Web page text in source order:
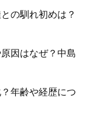
の馴れ初めは？
因はなぜ？中島
年齢や経歴につ